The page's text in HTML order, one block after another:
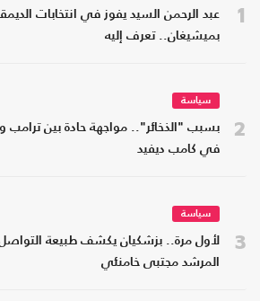
1
عبد الرحمن السيد يفوز في انتخابات
بميشيغان.. تعرف إليه
2
سياسة
بسبب "الذخائر".. مواجهة حادة بين ترامب
في كامب ديفيد
3
سياسة
لأول مرة.. بزشكيان يكشف طبيعة
المرشد مجتبى خامنئي